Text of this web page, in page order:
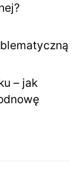
– jak